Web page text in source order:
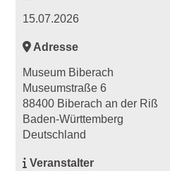
15.07.2026
Adresse
Museum Biberach
Museumstraße 6
88400 Biberach an der Riß
Baden-Württemberg
Deutschland
Veranstalter